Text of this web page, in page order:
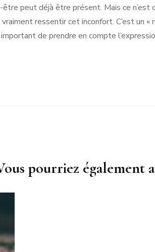
peut déjà être présent. Mais ce n’est
ressentir cet inconfort. C’est un «
de prendre en compte
pourriez également